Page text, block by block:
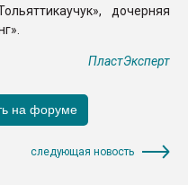
дочерняя
ПластЭксперт
следующая новость